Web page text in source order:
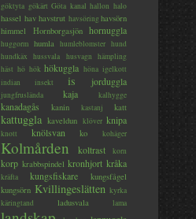
göktyta gökärt Göta kanal hallon halo
hassel hav havstrut havsöring havsörn
himmel
Hornborgasjön hornuggla
huggorm humla humleblomster hund
hundkäx
hussvala husvagn
hämpling
häst hö hök hökuggla höna igelkott
indian
insekt is jorduggla
jungfruslända kaja kalhygge
kanadagås kanin kastanj katt
kattuggla kaveldun klöver knipa
knott knölsvan ko kohäger
Kolmården koltrast korn
korp krabbspindel kronhjort kråka
kräfta kungsfiskare
kungsfågel
kungsörn Kvillingeslätten kyrka
käringtand
ladusvala lama